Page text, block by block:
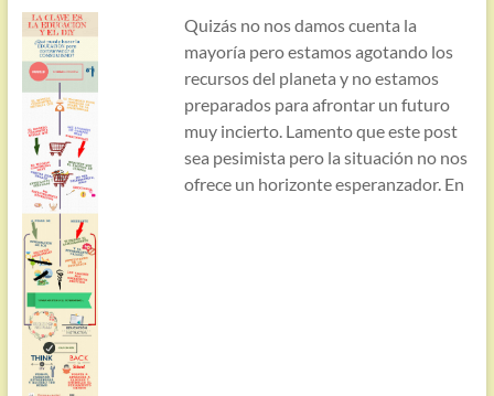
Quizás no nos damos cuenta la
mayoría pero estamos agotando los
recursos del planeta y no estamos
preparados para afrontar un futuro
muy incierto. Lamento que este post
sea pesimista pero la situación no nos
ofrece un horizonte esperanzador. En